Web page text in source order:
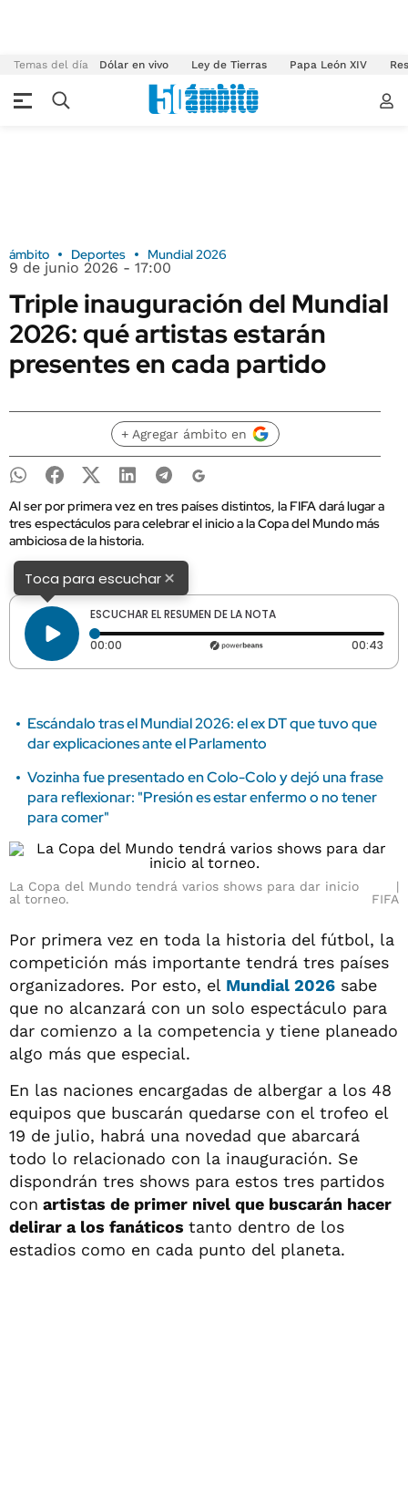
Temas del día Dólar en vivo Ley de Tierras Papa León XIV
ámbito Deportes Mundial 2026
9 de junio 2026 - 17:00
Triple inauguración del Mundial
2026: qué artistas estarán
presentes en cada partido
+ Agregar ámbito en
Al ser por primera vez en tres países distintos, la FIFA dará lugar a
tres espectáculos para celebrar el inicio a la Copa del Mundo más
ambiciosa de la historia.
Toca para escuchar×
ESCUCHAR EL RESUMEN DE LA NOTA
00:00 Tiempo transcurrido: 0 segundos 00:43
Escándalo tras el Mundial 2026: el ex DT que tuvo que
dar explicaciones ante el Parlamento
Vozinha fue presentado en Colo-Colo y dejó una frase
para reflexionar: "Presión es estar enfermo o no tener
para comer"
La Copa del Mundo tendrá varios shows para dar inicio
al torneo.
FIFA
Por primera vez en toda la historia del fútbol, la
competición más importante tendrá tres países
organizadores. Por esto, el Mundial 2026 sabe
que no alcanzará con un solo espectáculo para
dar comienzo a la competencia y tiene planeado
algo más que especial.
En las naciones encargadas de albergar a los 48
equipos que buscarán quedarse con el trofeo el
19 de julio, habrá una novedad que abarcará
todo lo relacionado con la inauguración. Se
dispondrán tres shows para estos tres partidos
con artistas de primer nivel que buscarán hacer
delirar a los fanáticos tanto dentro de los
estadios como en cada punto del planeta.